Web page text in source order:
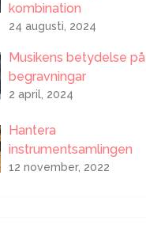
kombination
24 augusti, 2024
Musikens betydelse på
begravningar
2 april, 2024
Hantera
instrumentsamlingen
12 november, 2022